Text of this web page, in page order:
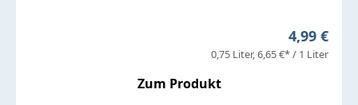
Regulärer
4,99 €
0,75 Liter 6,65 €* / 1 Liter
Zum Produkt